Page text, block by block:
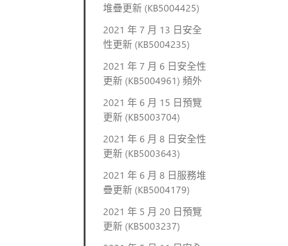
堆疊更新 (KB5004425)
2021 年 7 月 13 日安全
性更新 (KB5004235)
2021 年 7 月 6 日安全性
更新 (KB5004961) 頻外
2021 年 6 月 15 日預覽
更新 (KB5003704)
2021 年 6 月 8 日安全性
更新 (KB5003643)
2021 年 6 月 8 日服務堆
疊更新 (KB5004179)
2021 年 5 月 20 日預覽
更新 (KB5003237)